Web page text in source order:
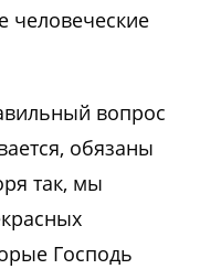
вопрос
обязаны
так, мы
Господь